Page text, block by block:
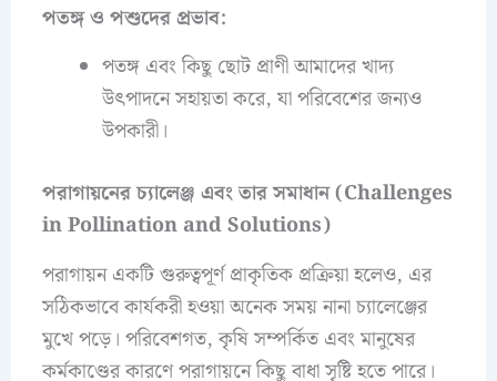
পতঙ্গ ও পশুদের প্রভাব:
পতঙ্গ এবং কিছু ছোট প্রাণী আমাদের খাদ্য
উৎপাদনে সহায়তা করে, যা পরিবেশের জন্যও
উপকারী।
পরাগায়নের চ্যালেঞ্জ এবং তার সমাধান (Challenges
in Pollination and Solutions)
পরাগায়ন একটি গুরুত্বপূর্ণ প্রাকৃতিক প্রক্রিয়া হলেও, এর
সঠিকভাবে কার্যকরী হওয়া অনেক সময় নানা চ্যালেঞ্জের
মুখে পড়ে। পরিবেশগত, কৃষি সম্পর্কিত এবং মানুষের
কর্মকাণ্ডের কারণে পরাগায়নে কিছু বাধা সৃষ্টি হতে পারে।